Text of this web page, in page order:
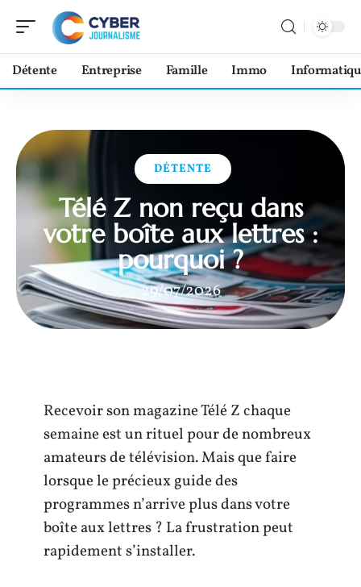
Détente Entreprise Famille Immo
DÉTENTE
Télé Z non reçu dans
votre boîte aux lettres :
pourquoi ?
29/07/2026
Recevoir son magazine Télé Z chaque
semaine est un rituel pour de nombreux
amateurs de télévision. Mais que faire
lorsque le précieux guide des
programmes n’arrive plus dans votre
boîte aux lettres ? La frustration peut
rapidement s’installer.